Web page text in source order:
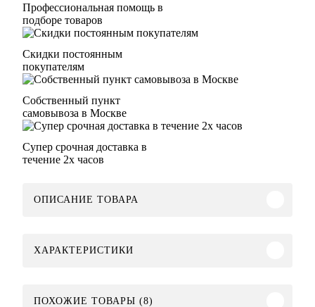
Профессиональная помощь в
подборе товаров
Скидки постоянным
покупателям
Собственный пункт
самовывоза в Москве
Супер срочная доставка в
течение 2х часов
ОПИСАНИЕ ТОВАРА
ХАРАКТЕРИСТИКИ
ПОХОЖИЕ ТОВАРЫ (8)